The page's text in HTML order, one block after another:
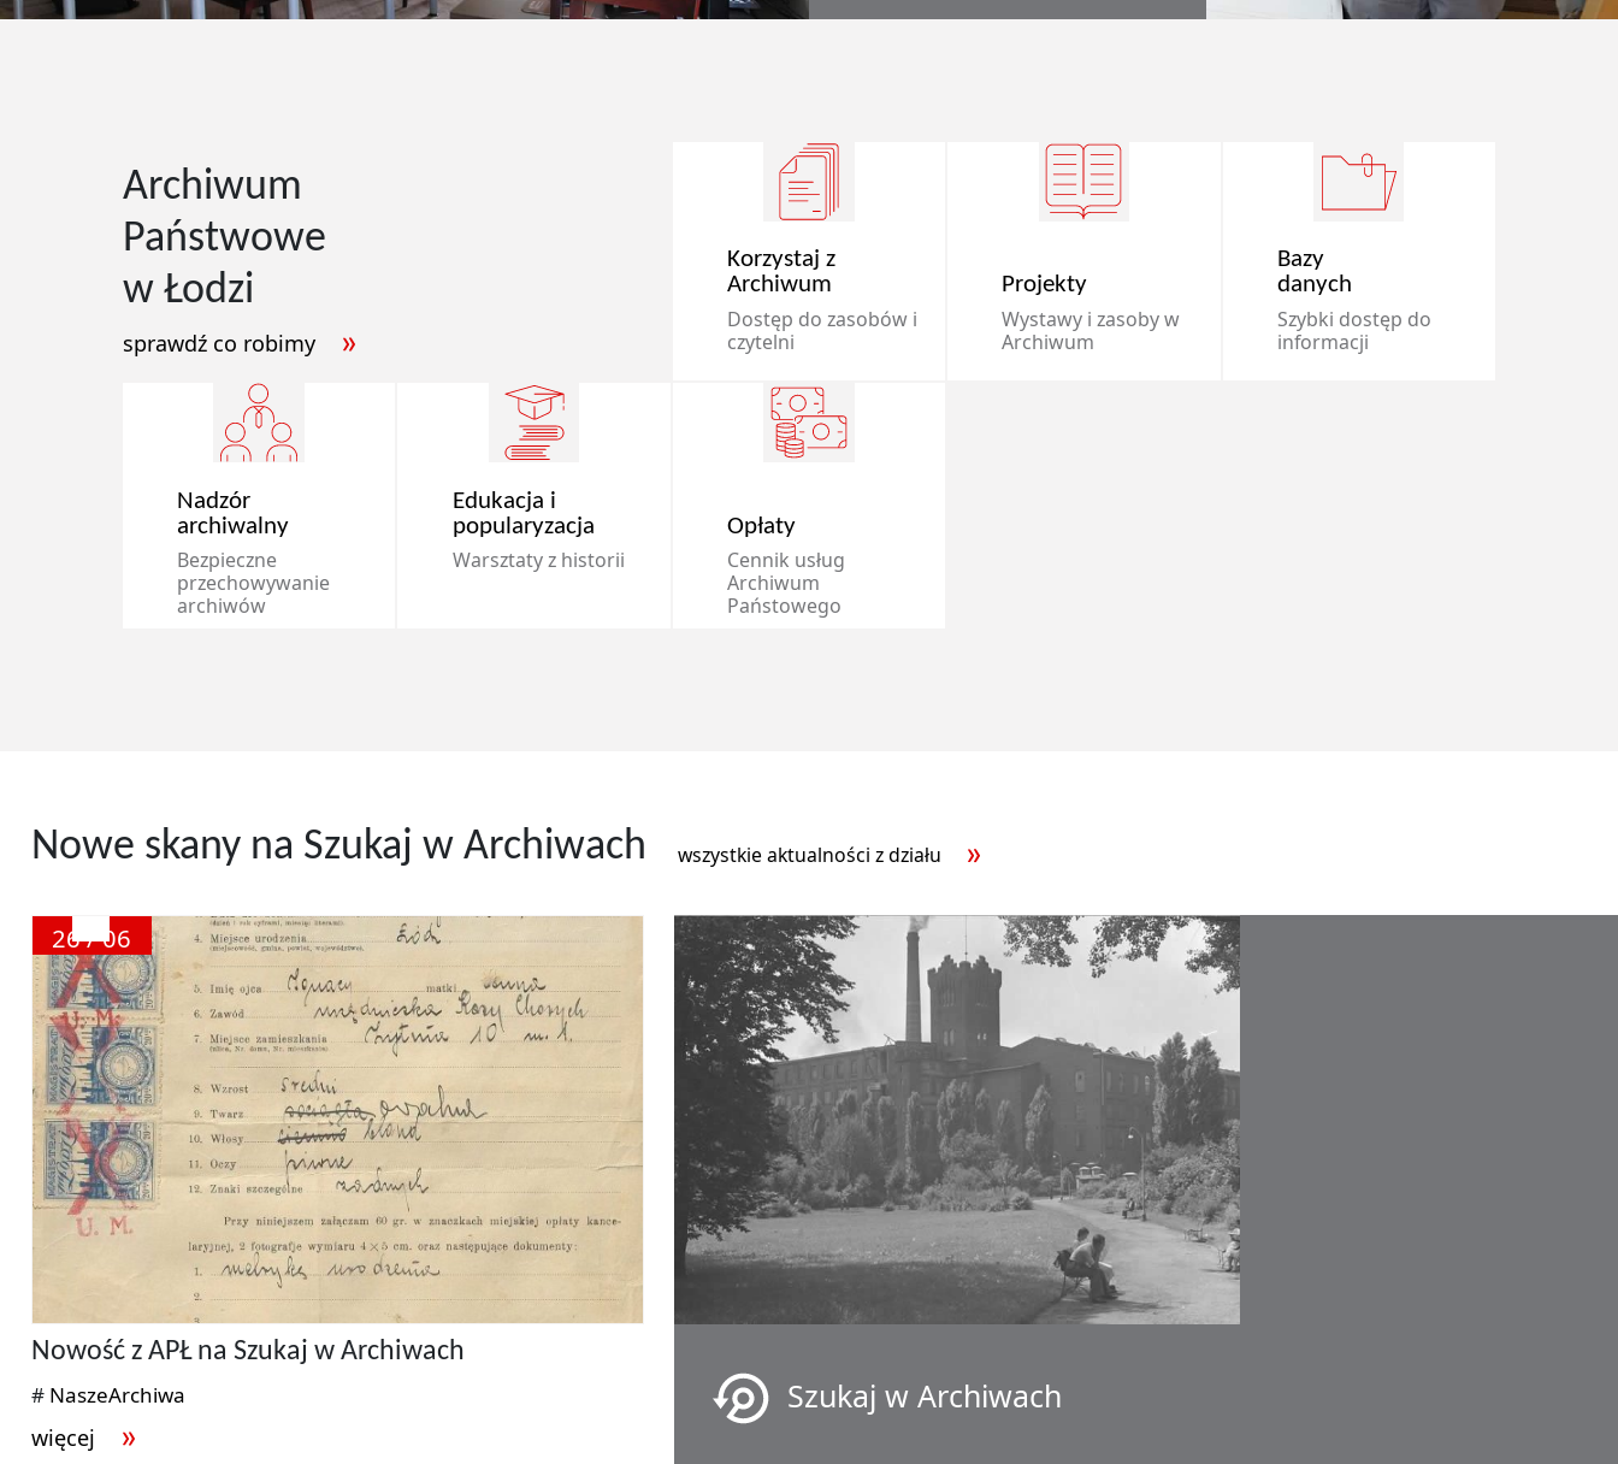
Archiwum
Państwowe
w Łodzi
sprawdź co robimy
Korzystaj z
Archiwum
Dostęp do zasobów i
czytelni
Projekty
Wystawy i zasoby w
Archiwum
Bazy
danych
Szybki dostęp do
informacji
Nadzór
archiwalny
Bezpieczne
przechowywanie
archiwów
Edukacja i
popularyzacja
Warsztaty z historii
Opłaty
Cennik usług
Archiwum
Państowego
Nowe skany na Szukaj w Archiwach wszystkie aktualności z działu
26 / 06
Nowość z APŁ na Szukaj w Archiwach
# NaszeArchiwa
więcej
Szukaj w Archiwach